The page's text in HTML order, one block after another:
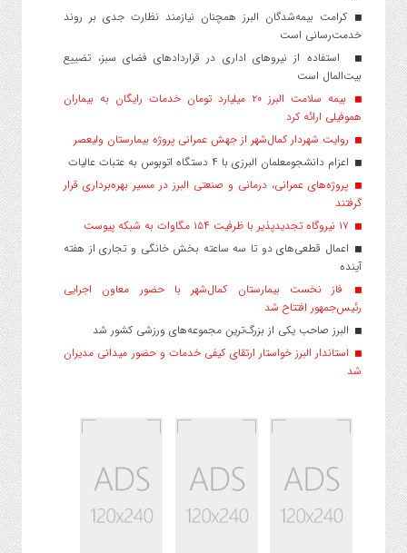
کرامت بیمه‌شدگان البرز همچنان نیازمند نظارت جدی بر روند
خدمت‌رسانی است
استفاده از نیروهای اداری در قراردادهای فضای سبز، تضییع
بیت‌المال است
بیمه سلامت البرز ۲۰ میلیارد تومان خدمات رایگان به بیماران
هموفیلی ارائه کرد
روایت شهردار کمال‌شهر از جهش عمرانی پروژه بیمارستان ولیعصر
اعزام دانشجو‌معلمان البرزی با ۴ دستگاه اتوبوس به عتبات عالیات
پروژه‌های عمرانی، درمانی و صنعتی البرز در مسیر بهره‌برداری قرار
گرفتند
اعمال قطعی‌های دو تا سه ساعته بخش خانگی و تجاری از هفته
آینده
فاز نخست بیمارستان کمال‌شهر با حضور معاون اجرایی
رئیس‌جمهور افتتاح شد
البرز صاحب یکی از بزرگ‌ترین مجموعه‌های ورزشی کشور شد
استاندار البرز خواستار ارتقای کیفی خدمات و حضور میدانی مدیران
شد